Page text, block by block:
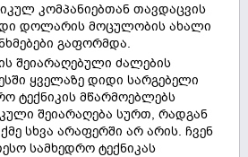
კომპანიებთან თავდაცვის
დოლარის მოცულობის ახალი
გაფორმდა.
შეიარაღებული ძალების
ყველაზე დიდი სარგებელი
ტექნიკის მწარმოებლებს
შეიარაღება სურთ, რადგან
სხვა არაფერში არ არის. ჩვენ
სამხედრო ტექნიკას